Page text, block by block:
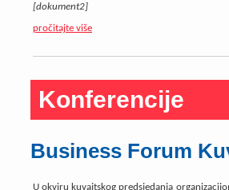
[dokument2]
pročitajte više
Konferencije
Business Forum
U okviru kuvajtskog predsjedanja